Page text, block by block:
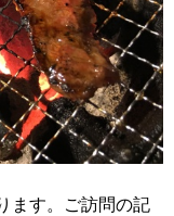
ます。ご訪問の記